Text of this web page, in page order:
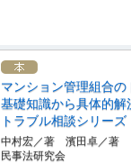
マンション管理組合
基礎知識から具体的解
トラブル相談シリーズ
中村宏／著 濱田卓／著
民事法研究会